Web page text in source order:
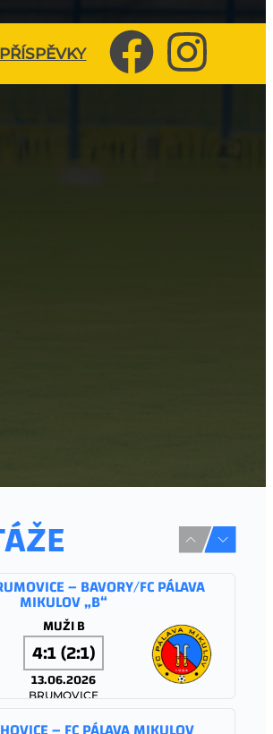
– BAVORY/FC PÁLAVA
MIKULOV „B“
MUŽI B
4:1 (2:1)
13.06.2026
BRUMOVICE